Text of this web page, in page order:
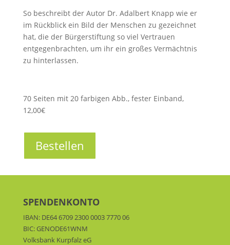
So beschreibt der Autor Dr. Adalbert Knapp wie er
im Rückblick ein Bild der Menschen zu gezeichnet
hat, die der Bürgerstiftung so viel Vertrauen
entgegenbrachten, um ihr ein großes Vermächtnis
zu hinterlassen.
70 Seiten mit 20 farbigen Abb., fester Einband,
12,00€
Bestellen
SPENDENKONTO
IBAN: DE64 6709 2300 0003 7770 06
BIC: GENODE61WNM
Volksbank Kurpfalz eG